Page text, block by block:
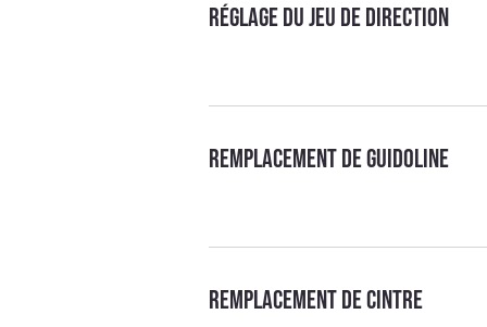
Réglage du jeu de direction
Remplacement de guidoline
Remplacement de cintre